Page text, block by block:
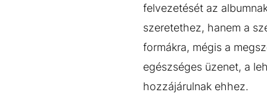
felvezetését az
szeretethez, hanem a
formákra, mégis a
egészséges üzenet, a
hozzájárulnak ehhez.